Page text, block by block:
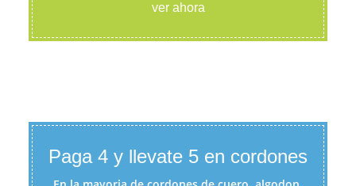
ver ahora
Paga 4 y llevate 5 en cordones